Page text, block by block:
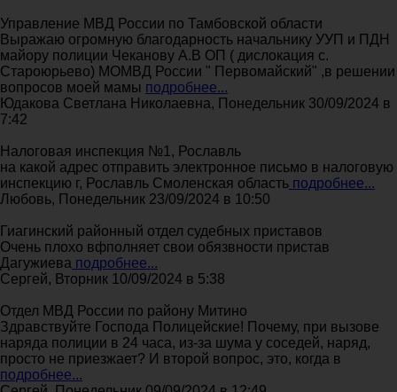
Управление МВД России по Тамбовской области
Выражаю огромную благодарность начальнику УУП и ПДН
майору полиции Чеканову А.В ОП ( дислокация с.
Староюрьево) МОМВД России " Первомайский" ,в решении
вопросов моей мамы подробнее...
Юдакова Светлана Николаевна, Понедельник 30/09/2024 в
7:42
Налоговая инспекция №1, Рославль
на какой адрес отправить электронное письмо в налоговую
инспекцию г, Рославль Смоленская область подробнее...
Любовь, Понедельник 23/09/2024 в 10:50
Гиагинский районный отдел судебных приставов
Очень плохо вфполняет свои обязвности пристав
Дагужиева подробнее...
Сергей, Вторник 10/09/2024 в 5:38
Отдел МВД России по району Митино
Здравствуйте Господа Полицейские! Почему, при вызове
наряда полиции в 24 часа, из-за шума у соседей, наряд,
просто не приезжает? И второй вопрос, это, когда в
подробнее...